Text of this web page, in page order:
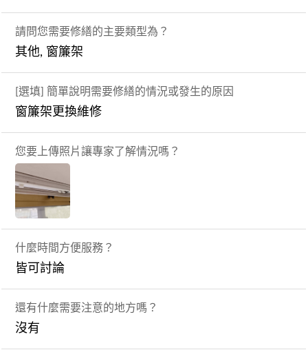
請問您需要修繕的主要類型為？
其他, 窗簾架
[選填] 簡單說明需要修繕的情況或發生的原因
窗簾架更換維修
您要上傳照片讓專家了解情況嗎？
什麼時間方便服務？
皆可討論
還有什麼需要注意的地方嗎？
沒有